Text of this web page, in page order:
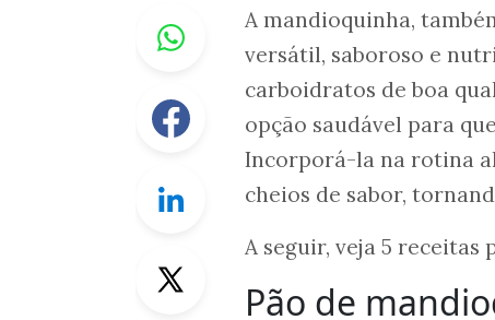
Whastapp
Facebook
Twitter
A mandioquinha,
versátil, saboroso e
carboidratos de boa
opção saudável para
Incorporá-la na rotina
cheios de sabor,
A seguir, veja 5 receitas
Pão de